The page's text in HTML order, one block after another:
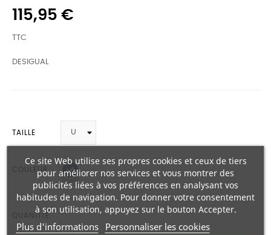
115,95 €
TTC
DESIGUAL
TAILLE
COULEUR
QUANTITÉ
Ce site Web utilise ses propres cookies et ceux de tiers
pour améliorer nos services et vous montrer des
publicités liées à vos préférences en analysant vos
habitudes de navigation. Pour donner votre consentement
à son utilisation, appuyez sur le bouton Accepter.
Plus d'informations Personnaliser les cookies